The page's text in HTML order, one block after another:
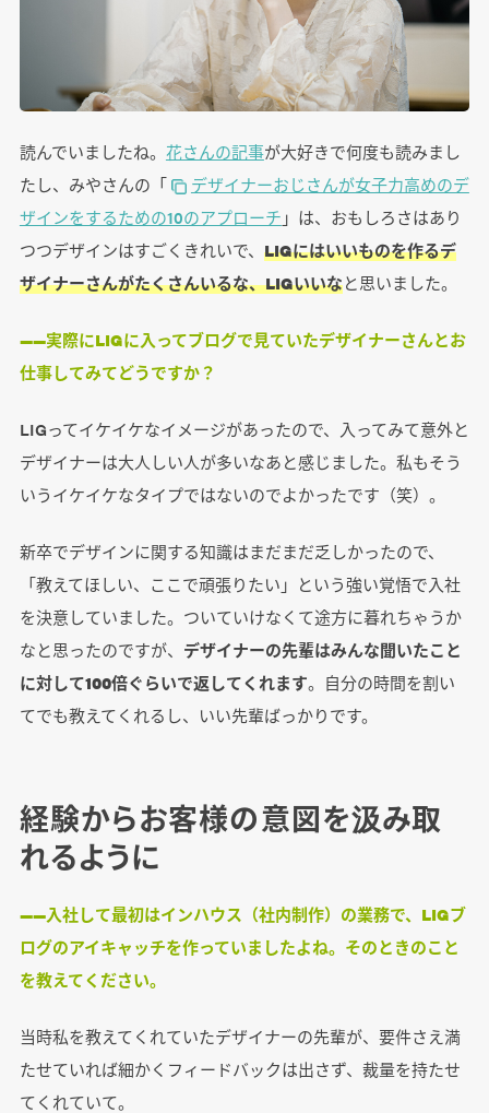
読んでいましたね。 花さんの記事が大好きで何度も読みまし
たし、みやさんの「
デザイナーおじさんが女子力高めのデ
ザインをするための10のアプローチ 」は、おもしろさはあり
つつデザインはすごくきれいで、 LIGにはいいものを作るデ
ザイナーさんがたくさんいるな、LIGいいなと思いました。
――実際にLIGに入ってブログで見ていたデザイナーさんとお
仕事してみてどうですか？
LIGってイケイケなイメージがあったので、入ってみて意外と
デザイナーは大人しい人が多いなあと感じました。私もそう
いうイケイケなタイプではないのでよかったです（笑）。
新卒でデザインに関する知識はまだまだ乏しかったので、
「教えてほしい、ここで頑張りたい」という強い覚悟で入社
を決意していました。ついていけなくて途方に暮れちゃうか
なと思ったのですが、 デザイナーの先輩はみんな聞いたこと
に対して100倍ぐらいで返してくれます。自分の時間を割い
てでも教えてくれるし、いい先輩ばっかりです。
経験からお客様の意図を汲み取
れるように
――入社して最初はインハウス（社内制作）の業務で、LIGブ
ログのアイキャッチを作っていましたよね。そのときのこと
を教えてください。
当時私を教えてくれていたデザイナーの先輩が、要件さえ満
たせていれば細かくフィードバックは出さず、裁量を持たせ
てくれていて。